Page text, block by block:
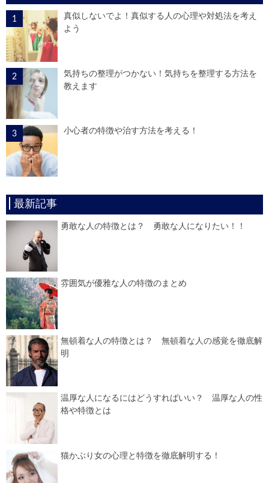
真似しないでよ！真似する人の心理や対処法を考え
よう
気持ちの整理がつかない！気持ちを整理する方法を
教えます
小心者の特徴や治す方法を考える！
最新記事
勇敢な人の特徴とは？ 勇敢な人になりたい！！
雰囲気が優雅な人の特徴のまとめ
無頓着な人の特徴とは？ 無頓着な人の感覚を徹底解
明
温厚な人になるにはどうすればいい？ 温厚な人の性
格や特徴とは
猫かぶり女の心理と特徴を徹底解明する！